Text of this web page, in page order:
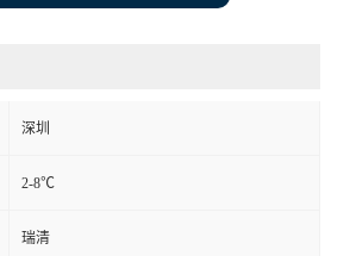
深圳
2-8℃
瑞清